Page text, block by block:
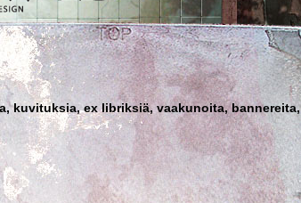
kuvituksia, ex libriksiä, vaakunoita, bannereita,